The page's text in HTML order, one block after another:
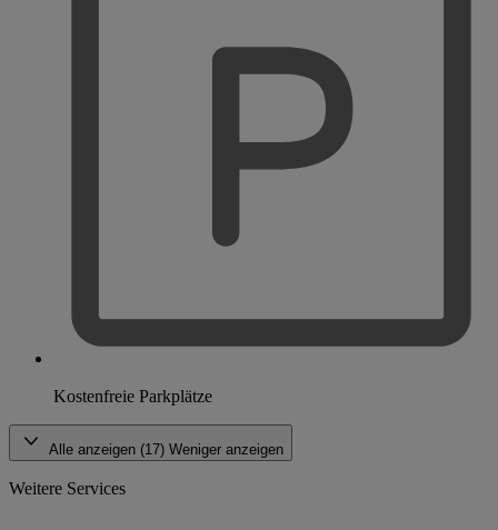
Kostenfreie Parkplätze
Alle anzeigen (17) Weniger anzeigen
Weitere Services